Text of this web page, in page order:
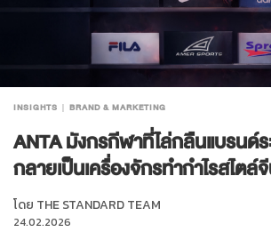
INSIGHTS BRAND & MARKETING
ANTA มังกรกีฬาที่ไล่กลืนแบรนด์
กลายเป็นเครื่องจักรทำกำไรสไตล์
โดย THE STANDARD TEAM
24.02.2026